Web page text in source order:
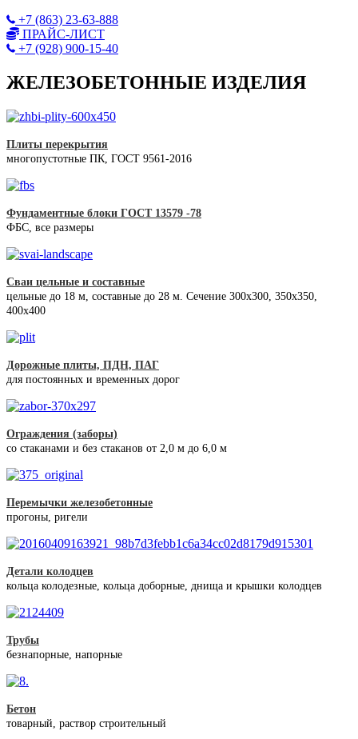
+7 (863) 23-63-888
ПРАЙС-ЛИСТ
+7 (928) 900-15-40
ЖЕЛЕЗОБЕТОННЫЕ ИЗДЕЛИЯ
Плиты перекрытия
многопустотные ПК, ГОСТ 9561-2016
Фундаментные блоки ГОСТ 13579 -78
ФБС, все размеры
Сваи цельные и составные
цельные до 18 м, составные до 28 м. Сечение 300x300, 350x350,
400х400
Дорожные плиты, ПДН, ПАГ
для постоянных и временных дорог
Ограждения (заборы)
со стаканами и без стаканов от 2,0 м до 6,0 м
Перемычки железобетонные
прогоны, ригели
Детали колодцев
кольца колодезные, кольца доборные, днища и крышки колодцев
Трубы
безнапорные, напорные
Бетон
товарный, раствор строительный